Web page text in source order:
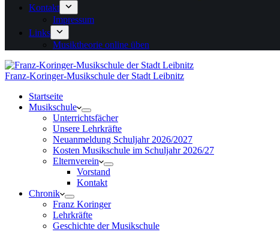
Kontakt
Impressum
Links
Musiktheorie online üben
Franz-Koringer-Musikschule der Stadt Leibnitz
Startseite
Musikschule
Unterrichtsfächer
Unsere Lehrkräfte
Neuanmeldung Schuljahr 2026/2027
Kosten Musikschule im Schuljahr 2026/27
Elternverein
Vorstand
Kontakt
Chronik
Franz Koringer
Lehrkräfte
Geschichte der Musikschule